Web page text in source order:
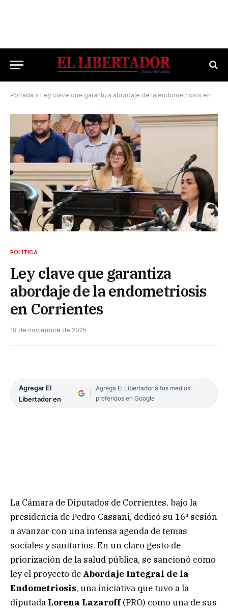
Portada » Ley clave que garantiza abordaje de la endometriosis en Corrientes
POLÍTICA
Ley clave que garantiza
abordaje de la endometriosis
en Corrientes
19 de noviembre de 2025
Agregar El
Libertador en
Agrega El Libertador a tus medios
preferidos en Google
La Cámara de Diputados de Corrientes, bajo la
presidencia de Pedro Cassani, dedicó su 16ª sesión
a avanzar con una intensa agenda de temas
sociales y sanitarios. En un claro gesto de
priorización de la salud pública, se sancionó como
ley el proyecto de Abordaje Integral de la
Endometriosis, una iniciativa que tuvo a la
diputada Lorena Lazaroff(PRO) como una de sus